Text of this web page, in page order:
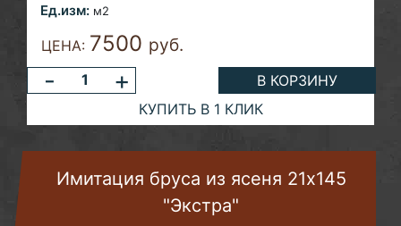
Ед.изм: м2
ЦЕНА: 7500 руб.
- +
В КОРЗИНУ
КУПИТЬ В 1 КЛИК
Имитация бруса из ясеня 21х145
"Экстра"